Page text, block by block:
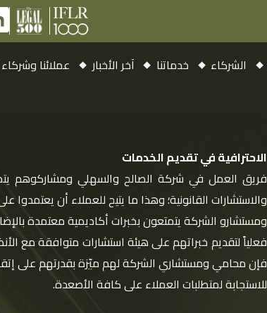
الشركاء خدماتنا آخر الأخبار عملائنا
التواصل الفعَّال
نؤمن تماماً أن التواصل مع العملاء أمر في غاية
فريق العمل تحت تصرُّف العميل في كافة الأوقات ، وذلك
كبير على التجاوب السريع مع أعمال العملاء واحتياجاتهم